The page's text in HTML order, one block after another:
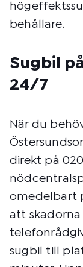
behållare.
Sugbil
24/7
När du
direkt på
omedelbart
att skadorna
sugbil till